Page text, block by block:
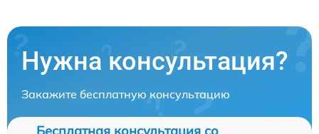
Нужна консультация?
Закажите бесплатную консультацию
Бесплатная консультация со